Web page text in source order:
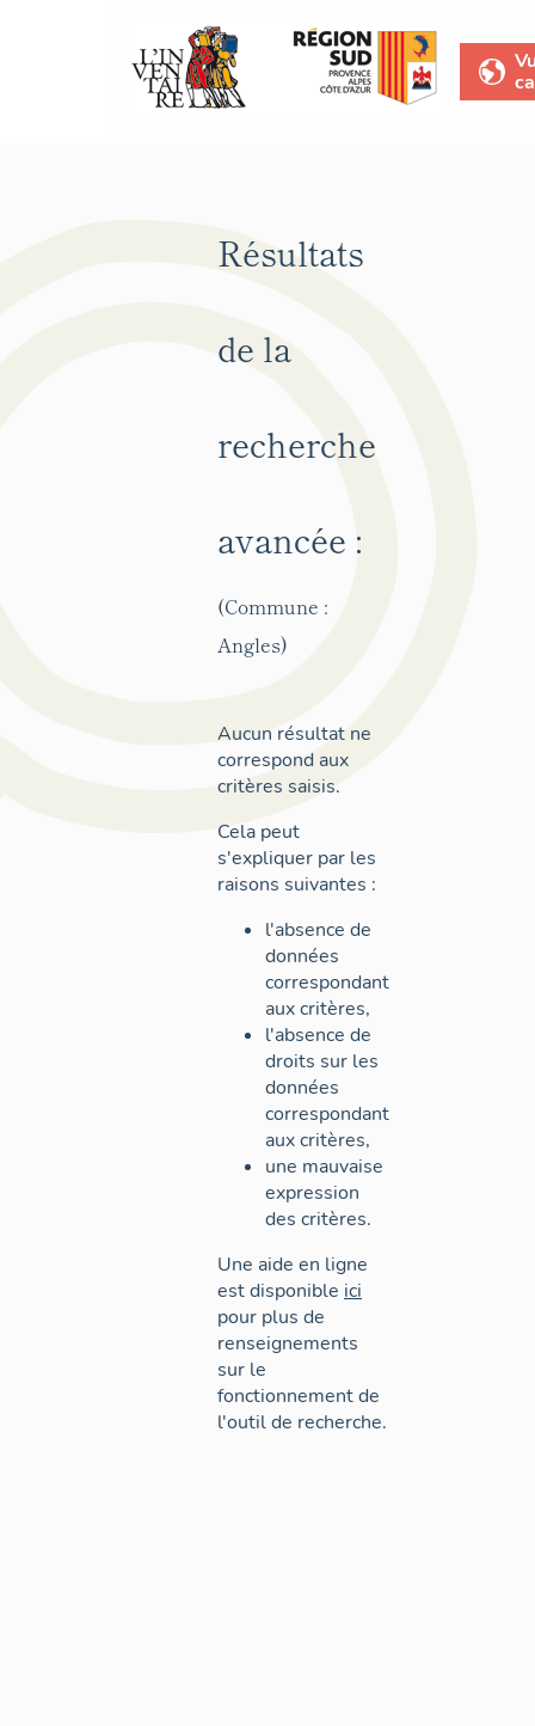
Résultats
de la
recherche
avancée :
(Commune :
Angles)
Aucun résultat ne
correspond aux
critères saisis.
Cela peut
s'expliquer par les
raisons suivantes :
l'absence de
données
correspondant
aux critères,
l'absence de
droits sur les
données
correspondant
aux critères,
une mauvaise
expression
des critères.
Une aide en ligne
est disponible ici
pour plus de
renseignements
sur le
fonctionnement de
l'outil de recherche.